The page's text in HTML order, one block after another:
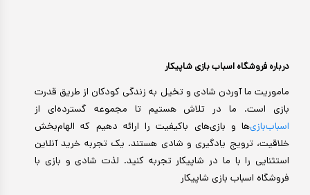
درباره فروشگاه اسباب بازی شاپیکار
ماموریت ما آوردن شادی و تخیل به زندگی کودکان از طریق قدرت
بازی است. ما در تلاش هستیم تا مجموعه گسترده‌ای از
اسباب‌بازی‌ها و بازی‌های باکیفیت را ارائه دهیم که الهام‌بخش
خلاقیت، ترویج یادگیری و شادی هستند. یک تجربه خرید آنلاین
استثنایی را با ما در شاپیکار تجربه کنید. لذت شادی و بازی با
فروشگاه اسباب بازی شاپیکار